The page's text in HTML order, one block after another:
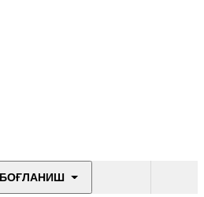
БОҒЛАНИШ